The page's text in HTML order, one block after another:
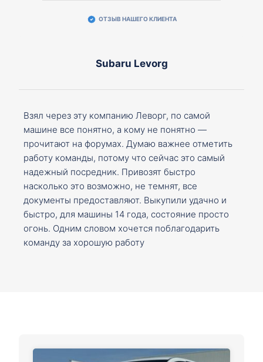
ОТЗЫВ НАШЕГО КЛИЕНТА
Subaru Levorg
Взял через эту компанию Леворг, по самой
машине все понятно, а кому не понятно —
прочитают на форумах. Думаю важнее отметить
работу команды, потому что сейчас это самый
надежный посредник. Привозят быстро
насколько это возможно, не темнят, все
документы предоставляют. Выкупили удачно и
быстро, для машины 14 года, состояние просто
огонь. Одним словом хочется поблагодарить
команду за хорошую работу